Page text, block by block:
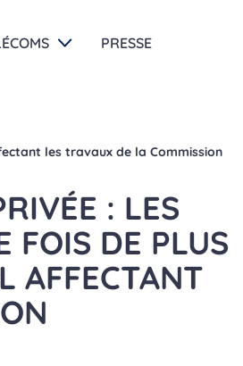
PRESSE
les travaux de la Commission
: LES
FOIS DE PLUS
AFFECTANT